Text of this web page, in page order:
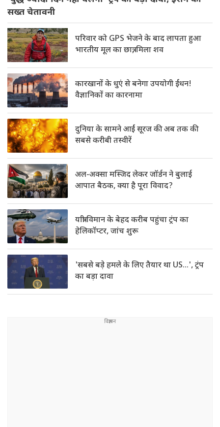
सख्त चेतावनी
परिवार को GPS भेजने के बाद लापता हुआ
भारतीय मूल का छात्र, मिला शव
कारखानों के धुएं से बनेगा उपयोगी ईंधन!
वैज्ञानिकों का कारनामा
दुनिया के सामने आईं सूरज की अब तक की
सबसे करीबी तस्वीरें
अल-अक्सा मस्जिद लेकर जॉर्डन ने बुलाई
आपात बैठक, क्या है पूरा विवाद?
यात्री विमान के बेहद करीब पहुंचा ट्रंप का
हेलिकॉप्टर, जांच शुरू
'सबसे बड़े हमले के लिए तैयार था US…', ट्रंप
का बड़ा दावा